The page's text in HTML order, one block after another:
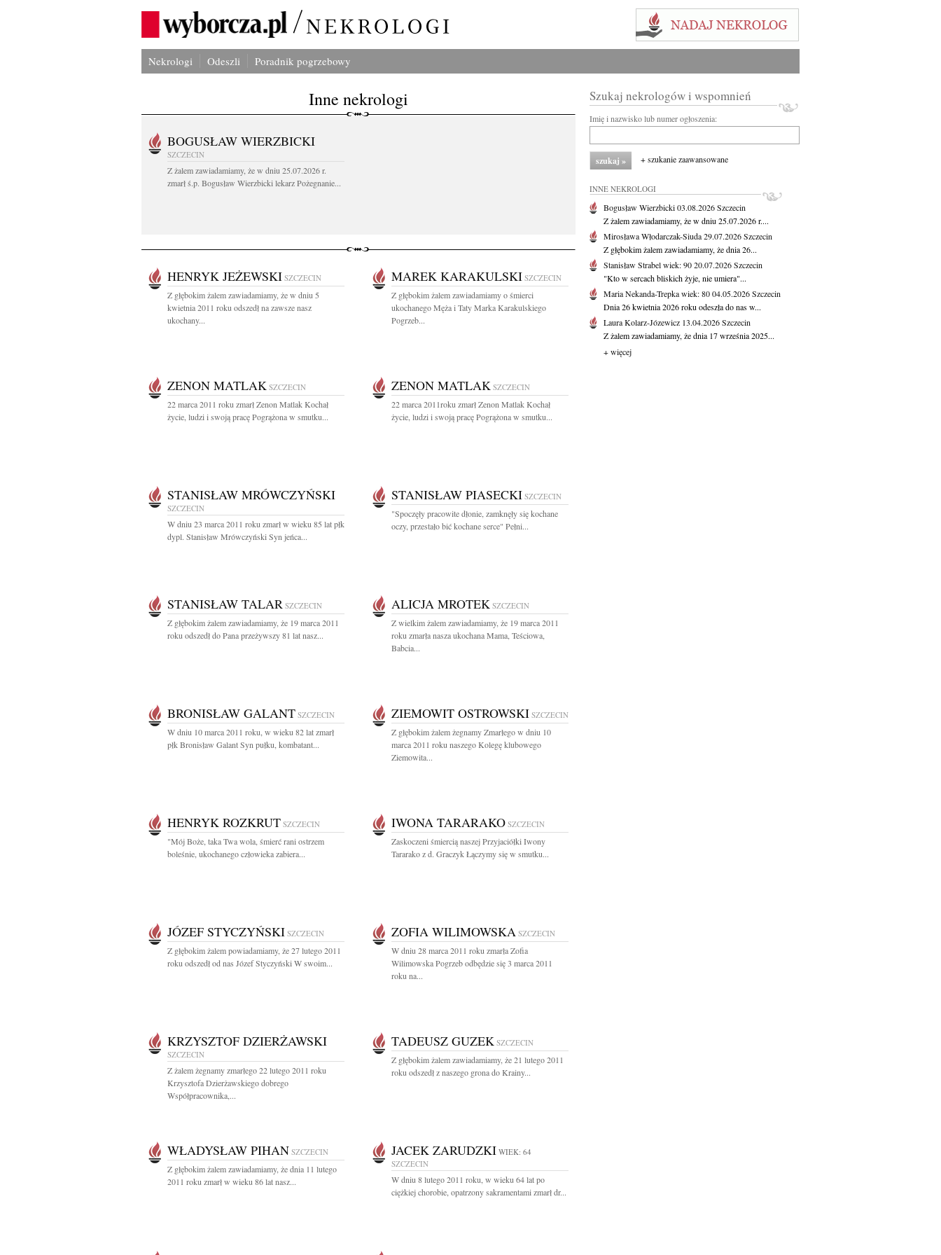
Nekrologi Odeszli Poradnik pogrzebowy
Inne nekrologi
BOGUSŁAW WIERZBICKI
SZCZECIN
Z żalem zawiadamiamy, że w dniu 25.07.2026 r.
zmarł ś.p. Bogusław Wierzbicki lekarz Pożegnanie...
HENRYK JEŻEWSKI SZCZECIN
Z głębokim żalem zawiadamiamy, że w dniu 5
kwietnia 2011 roku odszedł na zawsze nasz
ukochany...
MAREK KARAKULSKI SZCZECIN
Z głębokim żalem zawiadamiamy o śmierci
ukochanego Męża i Taty Marka Karakulskiego
Pogrzeb...
ZENON MATLAK SZCZECIN
22 marca 2011 roku zmarł Zenon Matlak Kochał
życie, ludzi i swoją pracę Pogrążona w smutku...
ZENON MATLAK SZCZECIN
22 marca 2011roku zmarł Zenon Matlak Kochał
życie, ludzi i swoją pracę Pogrążona w smutku...
STANISŁAW MRÓWCZYŃSKI
SZCZECIN
W dniu 23 marca 2011 roku zmarł w wieku 85 lat płk
dypl. Stanisław Mrówczyński Syn jeńca...
STANISŁAW PIASECKI SZCZECIN
"Spoczęły pracowite dłonie, zamknęły się kochane
oczy, przestało bić kochane serce" Pełni...
STANISŁAW TALAR SZCZECIN
Z głębokim żalem zawiadamiamy, że 19 marca 2011
roku odszedł do Pana przeżywszy 81 lat nasz...
ALICJA MROTEK SZCZECIN
Z wielkim żalem zawiadamiamy, że 19 marca 2011
roku zmarła nasza ukochana Mama, Teściowa,
Babcia...
BRONISŁAW GALANT SZCZECIN
W dniu 10 marca 2011 roku, w wieku 82 lat zmarł
płk Bronisław Galant Syn pułku, kombatant...
ZIEMOWIT OSTROWSKI SZCZECIN
Z głębokim żalem żegnamy Zmarłego w dniu 10
marca 2011 roku naszego Kolegę klubowego
Ziemowita...
HENRYK ROZKRUT SZCZECIN
"Mój Boże, taka Twa wola, śmierć rani ostrzem
boleśnie, ukochanego człowieka zabiera...
IWONA TARARAKO SZCZECIN
Zaskoczeni śmiercią naszej Przyjaciółki Iwony
Tararako z d. Graczyk Łączymy się w smutku...
JÓZEF STYCZYŃSKI SZCZECIN
Z głębokim żalem powiadamiamy, że 27 lutego 2011
roku odszedł od nas Józef Styczyński W swoim...
ZOFIA WILIMOWSKA SZCZECIN
W dniu 28 marca 2011 roku zmarła Zofia
Wilimowska Pogrzeb odbędzie się 3 marca 2011
roku na...
KRZYSZTOF DZIERŻAWSKI
SZCZECIN
Z żalem żegnamy zmarłego 22 lutego 2011 roku
Krzysztofa Dzierżawskiego dobrego
Współpracownika,...
TADEUSZ GUZEK SZCZECIN
Z głębokim żalem zawiadamiamy, że 21 lutego 2011
roku odszedł z naszego grona do Krainy...
WŁADYSŁAW PIHAN SZCZECIN
Z głębokim żalem zawiadamiamy, że dnia 11 lutego
2011 roku zmarł w wieku 86 lat nasz...
JACEK ZARUDZKI WIEK: 64
SZCZECIN
W dniu 8 lutego 2011 roku, w wieku 64 lat po
ciężkiej chorobie, opatrzony sakramentami zmarł dr...
Szukaj nekrologów i wspomnień
Imię i nazwisko lub numer ogłoszenia:
+ szukanie zaawansowane
INNE NEKROLOGI
Bogusław Wierzbicki03.08.2026Szczecin
Z żalem zawiadamiamy, że w dniu 25.07.2026 r....
Mirosława Włodarczak-Siuda29.07.2026Szczecin
Z głębokim żalem zawiadamiamy, że dnia 26...
Stanisław Strabelwiek: 9020.07.2026Szczecin
"Kto w sercach bliskich żyje, nie umiera"...
Maria Nekanda-Trepkawiek: 8004.05.2026Szczecin
Dnia 26 kwietnia 2026 roku odeszła do nas w...
Laura Kolarz-Józewicz 13.04.2026Szczecin
Z żalem zawiadamiamy, że dnia 17 września 2025...
+ więcej